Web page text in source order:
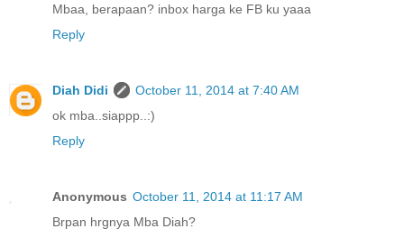
Mbaa, berapaan? inbox harga ke FB ku yaaa
Reply
Diah Didi
October 11, 2014 at 7:40 AM
ok mba..siappp..:)
Reply
Anonymous October 11, 2014 at 11:17 AM
Brpan hrgnya Mba Diah?